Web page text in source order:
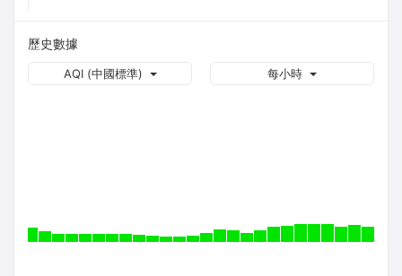
歷史數據
每小時
AQI (中國標準)